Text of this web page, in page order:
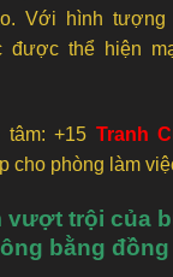
Với hình
được thể hiện
+15 Tranh
cho phòng làm
vượt trội của
bằng đồng